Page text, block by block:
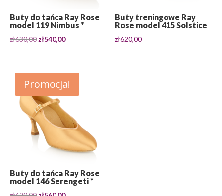
Buty do tańca Ray Rose
model 119 Nimbus *
zł630,00 Pierwotna
zł630,00.
zł540,00Aktualna
zł540,00.
Buty treningowe Ray
Rose model 415 Solstice
zł620,00
Promocja!
Buty do tańca Ray Rose
model 146 Serengeti *
PierwotnaAktualna